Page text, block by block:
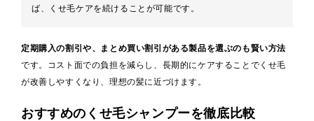
ば、くせ毛ケアを続けることが可能です。
定期購入の割引や、まとめ買い割引がある製品を選ぶのも賢い方法
です。コスト面での負担を減らし、長期的にケアすることでくせ毛
が改善しやすくなり、理想の髪に近づけます。
おすすめのくせ毛シャンプーを徹底比較